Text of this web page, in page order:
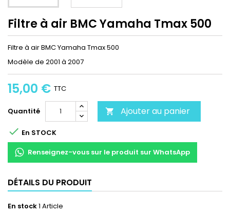
Filtre à air BMC Yamaha Tmax 500
Filtre à air BMC Yamaha Tmax 500
Modèle de 2001 à 2007
15,00 € TTC
Quantité  Ajouter au panier
 En STOCK
Renseignez-vous sur le produit sur WhatsApp
DÉTAILS DU PRODUIT
En stock1 Article